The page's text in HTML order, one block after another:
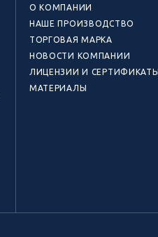
О КОМПАНИИ
НАШЕ ПРОИЗВОДСТВО
ТОРГОВАЯ МАРКА
НОВОСТИ КОМПАНИИ
ЛИЦЕНЗИИ И СЕРТИФИКАТЫ
МАТЕРИАЛЫ